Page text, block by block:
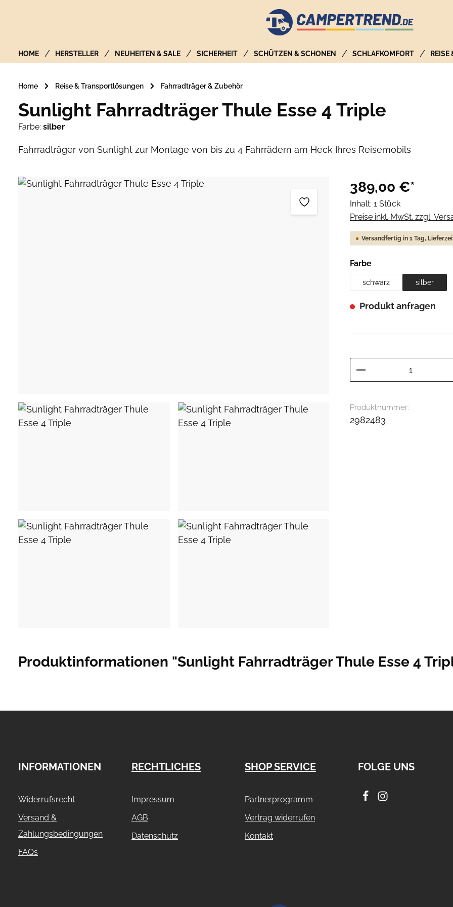
HOME HERSTELLER NEUHEITEN & SALE SICHERHEIT SCHÜTZEN & SCHONEN SCHLAFKOMFORT
Home Reise & Transportlösungen Fahrradträger & Zubehör
Sunlight Fahrradträger Thule Esse 4 Triple
Farbe: silber
Fahrradträger von Sunlight zur Montage von bis zu 4 Fahrrädern am Heck Ihres Reisemobils
Bildergalerie überspringen 389,00 €*
Inhalt: 1 Stück
Preise inkl. MwSt. zzgl.
Versandfertig in 1 Tag,
Farbeauswählen
schwarz silber
Produkt anfragen
Produkt Anzahl:
Produktnummer:
2982483
Produktinformationen "Sunlight Fahrradträger Thule Esse 4
INFORMATIONEN
Widerrufsrecht
Versand &
Zahlungsbedingungen
FAQs
RECHTLICHES
Impressum
AGB
Datenschutz
SHOP SERVICE
Partnerprogramm
Vertrag widerrufen
Kontakt
FOLGE UNS